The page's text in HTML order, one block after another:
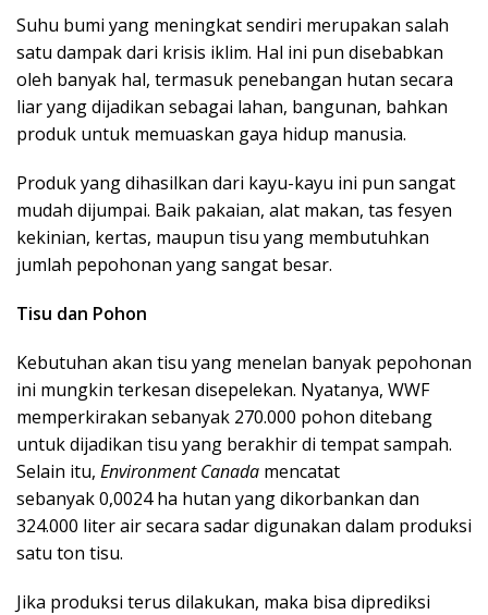
Suhu bumi yang meningkat sendiri merupakan salah
satu dampak dari krisis iklim. Hal ini pun disebabkan
oleh banyak hal, termasuk penebangan hutan secara
liar yang dijadikan sebagai lahan, bangunan, bahkan
produk untuk memuaskan gaya hidup manusia.
Produk yang dihasilkan dari kayu-kayu ini pun sangat
mudah dijumpai. Baik pakaian, alat makan, tas fesyen
kekinian, kertas, maupun tisu yang membutuhkan
jumlah pepohonan yang sangat besar.
Tisu dan Pohon
Kebutuhan akan tisu yang menelan banyak pepohonan
ini mungkin terkesan disepelekan. Nyatanya, WWF
memperkirakan sebanyak 270.000 pohon ditebang
untuk dijadikan tisu yang berakhir di tempat sampah.
Selain itu, Environment Canada mencatat
sebanyak 0,0024 ha hutan yang dikorbankan dan
324.000 liter air secara sadar digunakan dalam produksi
satu ton tisu.
Jika produksi terus dilakukan, maka bisa diprediksi